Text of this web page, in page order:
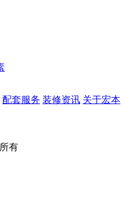
配套服务 装修资讯 关于宏本
有